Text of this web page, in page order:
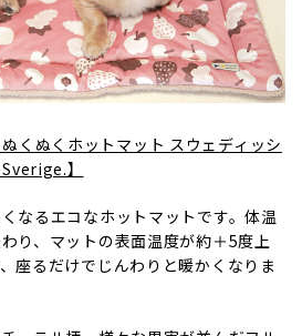
くぬくホットマット スウェディッシ
】
なるエコなホットマットです。体温
り、マットの表面温度が約＋5度上
座るだけでじんわりと暖かくなりま